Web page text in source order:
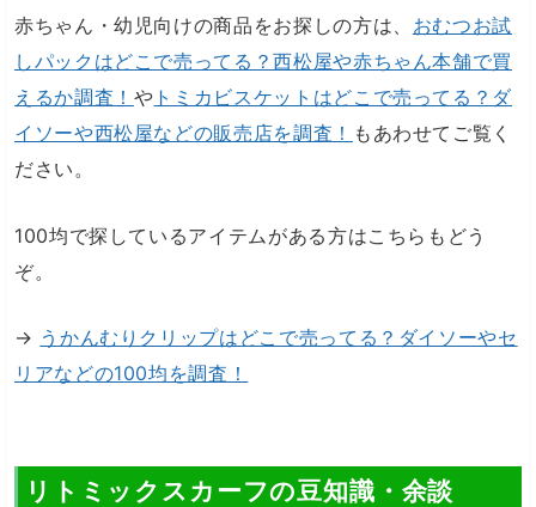
赤ちゃん・幼児向けの商品をお探しの方は、 おむつお試
しパックはどこで売ってる？西松屋や赤ちゃん本舗で買
えるか調査！ や トミカビスケットはどこで売ってる？ダ
イソーや西松屋などの販売店を調査！ もあわせてご覧く
ださい。
100均で探しているアイテムがある方はこちらもどう
ぞ。
→ うかんむりクリップはどこで売ってる？ダイソーやセ
リアなどの100均を調査！
リトミックスカーフの豆知識・余談